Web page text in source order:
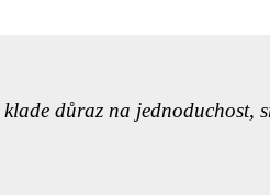
důraz na jednoduchost,